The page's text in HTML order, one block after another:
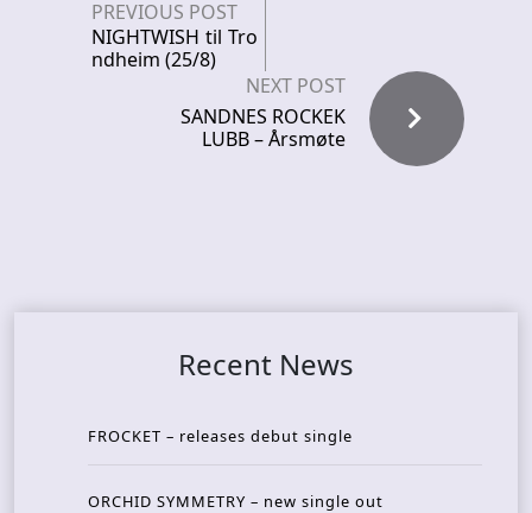
PREVIOUS POST
NIGHTWISH til Tro
ndheim (25/8)
NEXT POST
SANDNES ROCKEK
LUBB – Årsmøte
Recent News
FROCKET – releases debut single
ORCHID SYMMETRY – new single out